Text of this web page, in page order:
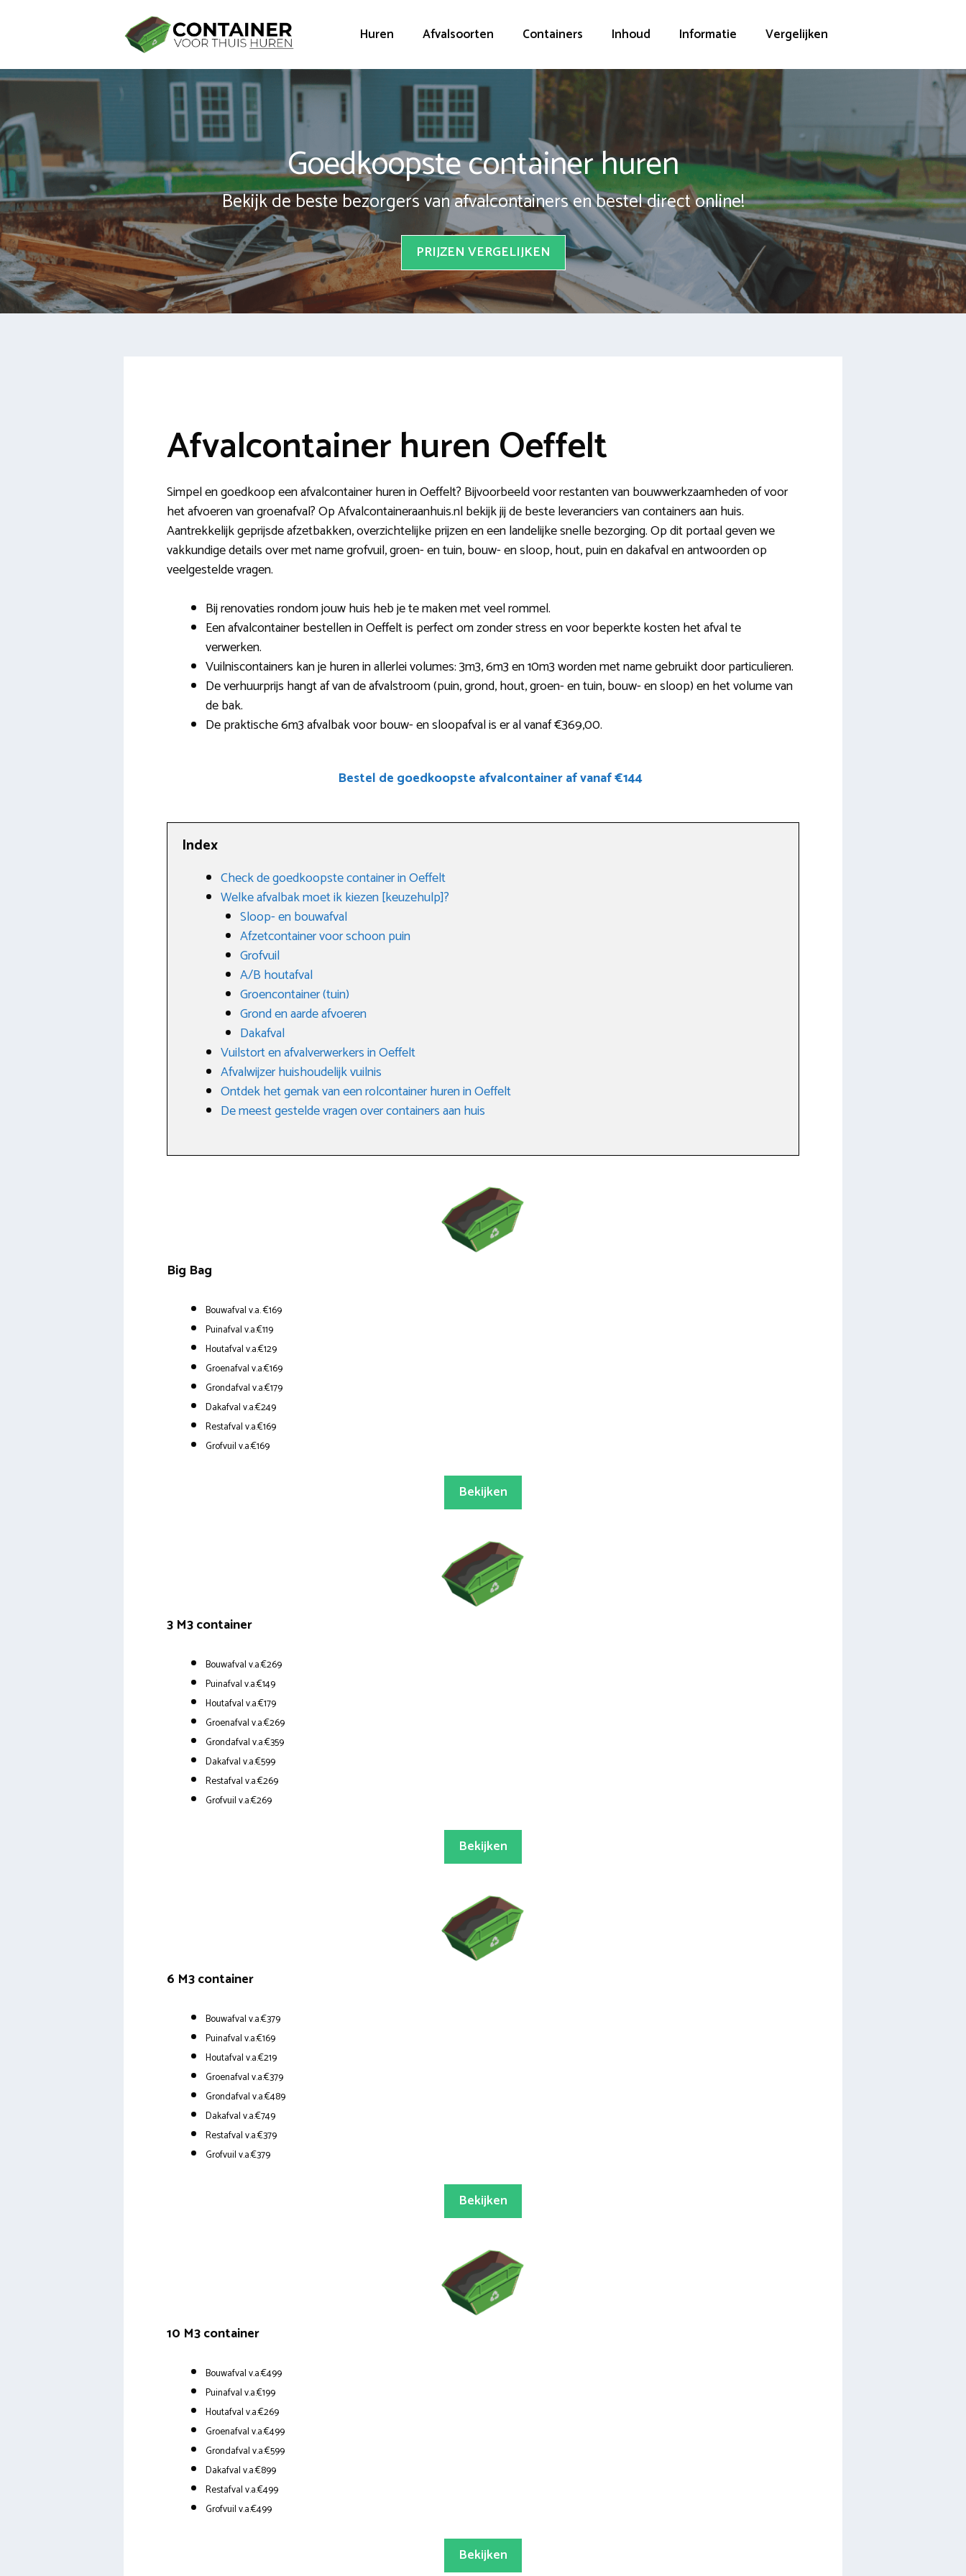
Huren Afvalsoorten Containers Inhoud Informatie Vergelijken
Goedkoopste container huren
Bekijk de beste bezorgers van afvalcontainers en bestel direct online!
PRIJZEN VERGELIJKEN
Afvalcontainer huren Oeffelt
Simpel en goedkoop een afvalcontainer huren in Oeffelt? Bijvoorbeeld voor restanten van bouwwerkzaamheden of voor
het afvoeren van groenafval? Op Afvalcontaineraanhuis.nl bekijk jij de beste leveranciers van containers aan huis.
Aantrekkelijk geprijsde afzetbakken, overzichtelijke prijzen en een landelijke snelle bezorging. Op dit portaal geven we
vakkundige details over met name grofvuil, groen- en tuin, bouw- en sloop, hout, puin en dakafval en antwoorden op
veelgestelde vragen.
Bij renovaties rondom jouw huis heb je te maken met veel rommel.
Een afvalcontainer bestellen in Oeffelt is perfect om zonder stress en voor beperkte kosten het afval te
verwerken.
Vuilniscontainers kan je huren in allerlei volumes: 3m3, 6m3 en 10m3 worden met name gebruikt door particulieren.
De verhuurprijs hangt af van de afvalstroom (puin, grond, hout, groen- en tuin, bouw- en sloop) en het volume van
de bak.
De praktische 6m3 afvalbak voor bouw- en sloopafval is er al vanaf €369,00.
Bestel de goedkoopste afvalcontainer af vanaf €144
Index
Check de goedkoopste container in Oeffelt
Welke afvalbak moet ik kiezen [keuzehulp]?
Sloop- en bouwafval
Afzetcontainer voor schoon puin
Grofvuil
A/B houtafval
Groencontainer (tuin)
Grond en aarde afvoeren
Dakafval
Vuilstort en afvalverwerkers in Oeffelt
Afvalwijzer huishoudelijk vuilnis
Ontdek het gemak van een rolcontainer huren in Oeffelt
De meest gestelde vragen over containers aan huis
Big Bag
Bouwafval v.a. €169
Puinafval v.a.€119
Houtafval v.a.€129
Groenafval v.a.€169
Grondafval v.a.€179
Dakafval v.a.€249
Restafval v.a.€169
Grofvuil v.a.€169
Bekijken
3 M3 container
Bouwafval v.a.€269
Puinafval v.a.€149
Houtafval v.a.€179
Groenafval v.a.€269
Grondafval v.a.€359
Dakafval v.a.€599
Restafval v.a.€269
Grofvuil v.a.€269
Bekijken
6 M3 container
Bouwafval v.a.€379
Puinafval v.a.€169
Houtafval v.a.€219
Groenafval v.a.€379
Grondafval v.a.€489
Dakafval v.a.€749
Restafval v.a.€379
Grofvuil v.a.€379
Bekijken
10 M3 container
Bouwafval v.a.€499
Puinafval v.a.€199
Houtafval v.a.€269
Groenafval v.a.€499
Grondafval v.a.€599
Dakafval v.a.€899
Restafval v.a.€499
Grofvuil v.a.€499
Bekijken